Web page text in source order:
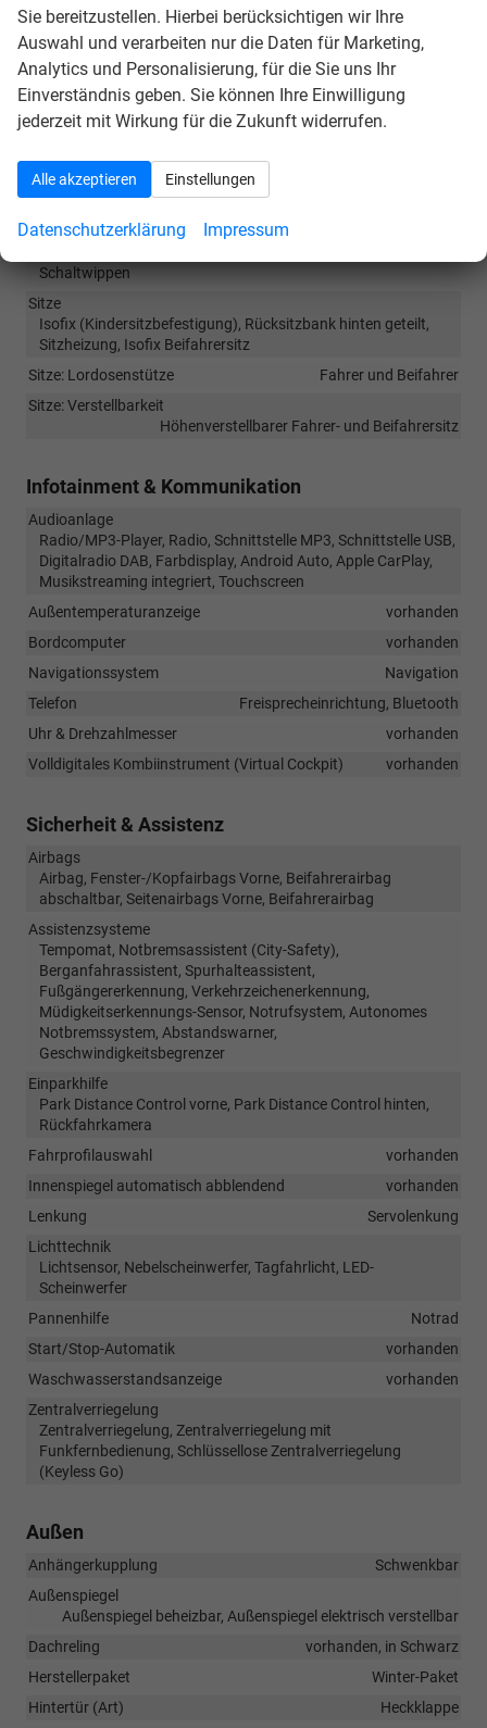
Innen
Armlehnen
Mittelarmlehne, Fahrer
elektrisch 4-fach
Klimatisierung
Klimaautomatik, 2-Zonen-Klimaautomatik
Laderaumabdeckung
Lenkrad
Schaltwippen
Sitze
Isofix (Kindersitzbefestigung), Rücksitzbank hinten geteilt,
Sitzheizung, Isofix Beifahrersitz
Sitze: Lordosenstütze
Fahrer und Beifahrer
Sitze: Verstellbarkeit
Höhenverstellbarer Fahrer- und Beifahrersitz
Infotainment & Kommunikation
Audioanlage
Radio/MP3-Player, Radio, Schnittstelle MP3, Schnittstelle USB,
Digitalradio DAB, Farbdisplay, Android Auto, Apple CarPlay,
Musikstreaming integriert, Touchscreen
Außentemperaturanzeige
vorhanden
Bordcomputer
vorhanden
Navigationssystem
Navigation
Telefon
Freisprecheinrichtung, Bluetooth
Uhr & Drehzahlmesser
vorhanden
Volldigitales Kombiinstrument (Virtual Cockpit)
vorhanden
Sicherheit & Assistenz
Airbags
Airbag, Fenster-/Kopfairbags Vorne, Beifahrerairbag
abschaltbar, Seitenairbags Vorne, Beifahrerairbag
Assistenzsysteme
Tempomat, Notbremsassistent (City-Safety),
Berganfahrassistent, Spurhalteassistent,
Fußgängererkennung, Verkehrzeichenerkennung,
Müdigkeitserkennungs-Sensor, Notrufsystem, Autonomes
Notbremssystem, Abstandswarner,
Geschwindigkeitsbegrenzer
Einparkhilfe
Park Distance Control vorne, Park Distance Control hinten,
Rückfahrkamera
Fahrprofilauswahl
vorhanden
Innenspiegel automatisch abblendend
vorhanden
Lenkung
Servolenkung
Lichttechnik
Lichtsensor, Nebelscheinwerfer, Tagfahrlicht, LED-
Scheinwerfer
Pannenhilfe
Notrad
Start/Stop-Automatik
vorhanden
Waschwasserstandsanzeige
vorhanden
Zentralverriegelung
Zentralverriegelung, Zentralverriegelung mit
Funkfernbedienung, Schlüssellose Zentralverriegelung
(Keyless Go)
Außen
Anhängerkupplung
Schwenkbar
Außenspiegel
Außenspiegel beheizbar, Außenspiegel elektrisch verstellbar
Dachreling
vorhanden, in Schwarz
Herstellerpaket
Winter-Paket
Hintertür (Art)
Heckklappe
Sie bereitzustellen. Hierbei berücksichtigen wir Ihre
Auswahl und verarbeiten nur die Daten für Marketing,
Analytics und Personalisierung, für die Sie uns Ihr
Einverständnis geben. Sie können Ihre Einwilligung
jederzeit mit Wirkung für die Zukunft widerrufen.
Alle akzeptieren Einstellungen
Datenschutzerklärung Impressum